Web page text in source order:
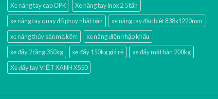
Xe nâng tay cao OPK
Xe nâng tay inox 2.5 tấn
xe nâng tay quay đổ phuy nhật bản
xe nâng tay đặc biệt 838x1220mm
xe nâng thủy sản mạ kẽm
xe nâng điện nhập khấu
xe đẩy 2 tầng 350kg
xe đẩy 150kg giá rẻ
xe đẩy mặt bàn 200kg
Xe đẩy tay VIỆT XANH X550